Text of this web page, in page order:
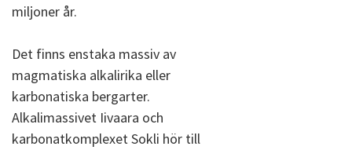
miljoner år.
Det finns enstaka massiv av
magmatiska alkalirika eller
karbonatiska bergarter.
Alkalimassivet Iivaara och
karbonatkomplexet Sokli hör till